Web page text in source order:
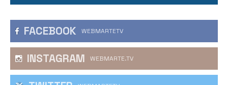
FACEBOOK WEBMARTETV
INSTAGRAM WEBMARTE.TV